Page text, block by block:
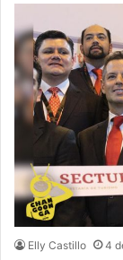
Elly Castillo 4